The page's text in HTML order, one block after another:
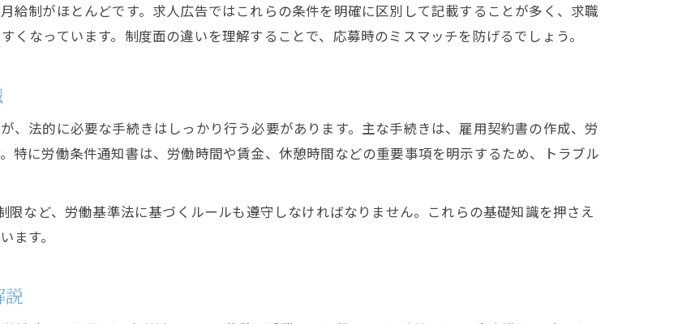
アルバイト雇用で守るべき基準法のポイント
して働くための雇用知識まとめ
バイト採用で知るべき雇用制度の基礎知識
求人選びで安心するための制度確認ポイント
バイトと正社員の雇用条件の違いの理解
バイト採用トラブルを防ぐ求人広告の見極め
給制がほとんどです。求人広告ではこれらの条件を明確に区別して記載することが多く、求職
なっています。制度面の違いを理解することで、応募時のミスマッチを防げるでしょう。
、法的に必要な手続きはしっかり行う必要があります。主な手続きは、雇用契約書の作成、労
特に労働条件通知書は、労働時間や賃金、休憩時間などの重要事項を明示するため、トラブル
など、労働基準法に基づくルールも遵守しなければなりません。これらの基礎知識を押さえ
ます。
説